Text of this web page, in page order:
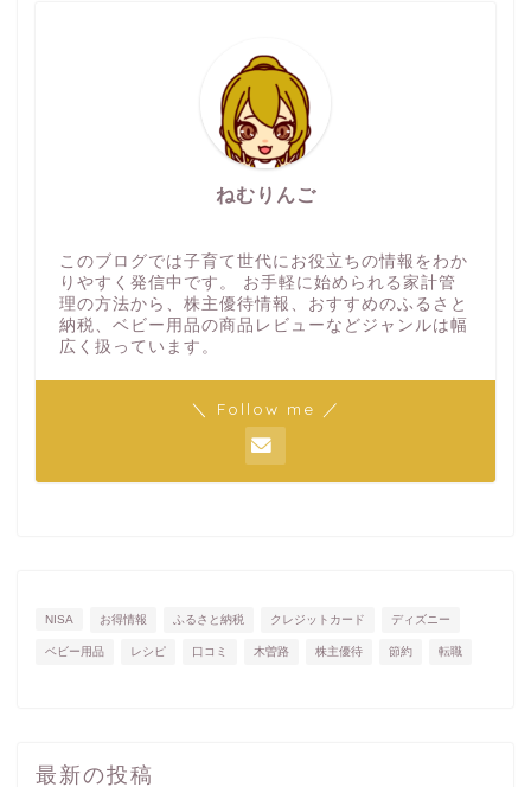
ねむりんご
このブログでは子育て世代にお役立ちの情報をわか
りやすく発信中です。 お手軽に始められる家計管
理の方法から、株主優待情報、おすすめのふるさと
納税、ベビー用品の商品レビューなどジャンルは幅
広く扱っています。
＼ Follow me ／
NISA お得情報 ふるさと納税 クレジットカード ディズニー
ベビー用品 レシピ 口コミ 木曽路 株主優待 節約 転職
最新の投稿